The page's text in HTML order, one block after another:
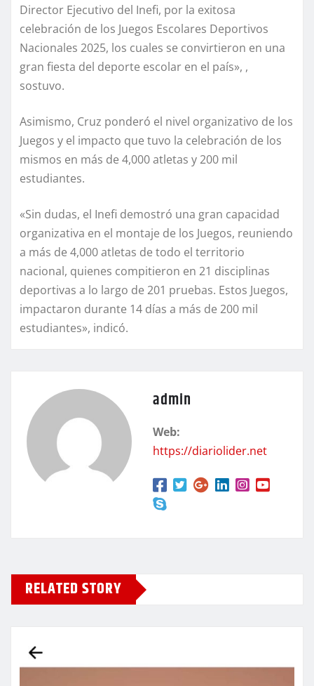
Director Ejecutivo del Inefi, por la exitosa
celebración de los Juegos Escolares Deportivos
Nacionales 2025, los cuales se convirtieron en una
gran fiesta del deporte escolar en el país», ,
sostuvo.
Asimismo, Cruz ponderó el nivel organizativo de los
Juegos y el impacto que tuvo la celebración de los
mismos en más de 4,000 atletas y 200 mil
estudiantes.
«Sin dudas, el Inefi demostró una gran capacidad
organizativa en el montaje de los Juegos, reuniendo
a más de 4,000 atletas de todo el territorio
nacional, quienes compitieron en 21 disciplinas
deportivas a lo largo de 201 pruebas. Estos Juegos,
impactaron durante 14 días a más de 200 mil
estudiantes», indicó.
admin
Web:
https://diariolider.net
RELATED STORY